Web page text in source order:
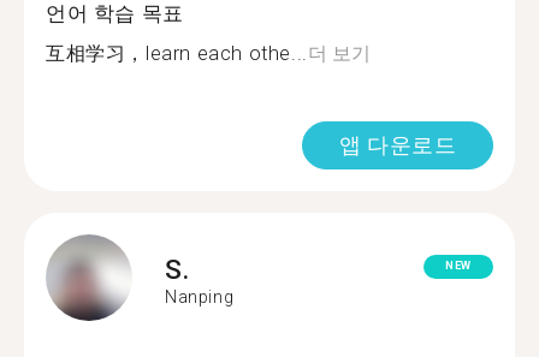
언어 학습 목표
互相学习，learn each othe...더 보기
앱 다운로드
S.
Nanping
NEW